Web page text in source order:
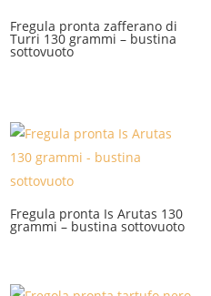
Fregula pronta zafferano di
Turri 130 grammi – bustina
sottovuoto
Fregula pronta Is Arutas 130
grammi – bustina sottovuoto